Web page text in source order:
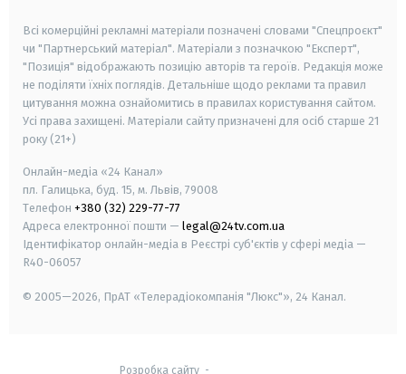
Всі комерційні рекламні матеріали позначені словами "Спецпроєкт"
чи "Партнерський матеріал". Матеріали з позначкою "Експерт",
"Позиція" відображають позицію авторів та героїв. Редакція може
не поділяти їхніх поглядів. Детальніше щодо реклами та правил
цитування можна ознайомитись в правилах користування сайтом.
Усі права захищені. Матеріали сайту призначені для осіб старше 21
року (21+)
Онлайн-медіа «24 Канал»
пл. Галицька, буд. 15, м. Львів, 79008
Телефон +380 (32) 229-77-77
Адреса електронної пошти — legal@24tv.com.ua
Ідентифікатор онлайн-медіа в Реєстрі суб'єктів у сфері медіа —
R40-06057
© 2005—2026, ПрАТ «Телерадіокомпанія "Люкс"», 24 Канал.
Розробка сайту-